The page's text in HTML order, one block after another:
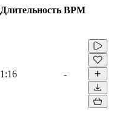
Длительность BPM
1:16 -